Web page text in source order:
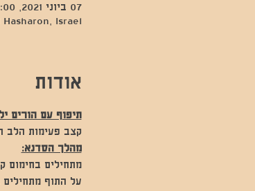
07 ביוני 2021, 17:00 – 18:00
Israel
אודות
תיפוף עם הורים
קצב פעימות הלב
מהלך הסדנא:
מתחילים בחימום
על התוף